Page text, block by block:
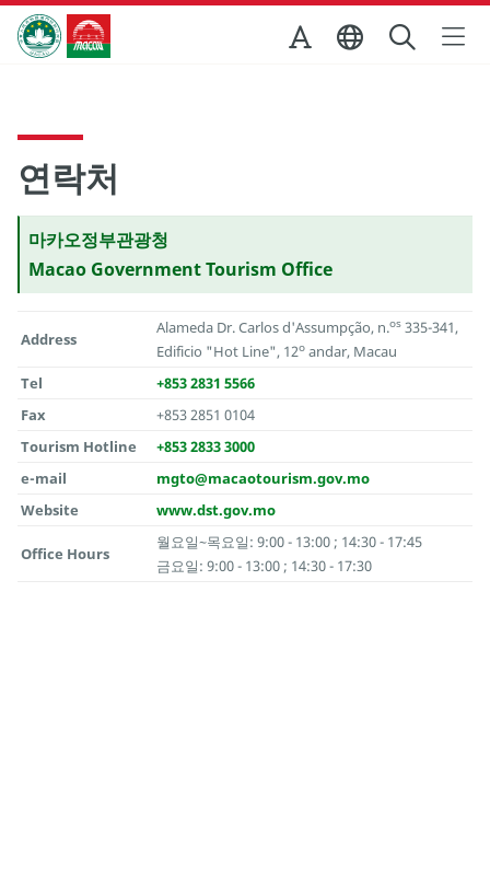
Skip to Main Content
마카오정부관광청
연락처
마카오정부관광청
Macao Government Tourism Office
Address
Alameda Dr. Carlos d'Assumpção, n.os 335-341,
Edificio "Hot Line", 12o andar, Macau
Tel
+853 2831 5566
Fax
+853 2851 0104
Tourism Hotline
+853 2833 3000
e-mail
mgto@macaotourism.gov.mo
Website
www.dst.gov.mo
Office Hours
월요일~목요일: 9:00 - 13:00 ; 14:30 - 17:45
금요일: 9:00 - 13:00 ; 14:30 - 17:30